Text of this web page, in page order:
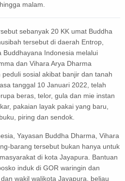
malam.
sebanyak 20 KK umat Buddha
tersebut di daerah Entrop,
Buddhayana Indonesia melalui
dan Vihara Arya Dharma
sosial akibat banjir dan tanah
tanggal 10 Januari 2022, telah
beras, telor, gula dan mie instan
pakaian layak pakai yang baru,
piring dan sendok.
Yayasan Buddha Dharma, Vihara
barang tersebut bukan hanya untuk
di kota Jayapura. Bantuan
induk di GOR waringin dan
wakil walikota Jayapura, beliau